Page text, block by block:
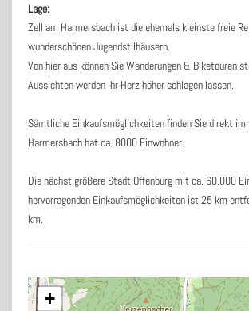
Lage:
Zell am Harmersbach ist die ehemals kleinste freie
wunderschönen Jugendstilhäusern.
Von hier aus können Sie Wanderungen & Biketouren
Aussichten werden Ihr Herz höher schlagen lassen.
Sämtliche Einkaufsmöglichkeiten finden Sie direkt im
Harmersbach hat ca. 8000 Einwohner.
Die nächst größere Stadt Offenburg mit ca. 60.000
hervorragenden Einkaufsmöglichkeiten ist 25 km
km.
+